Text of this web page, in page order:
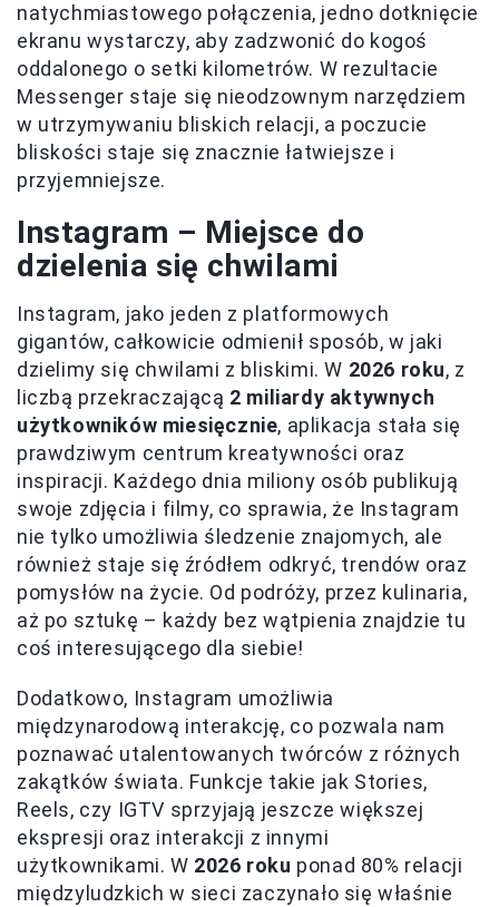
natychmiastowego połączenia, jedno dotknięcie
ekranu wystarczy, aby zadzwonić do kogoś
oddalonego o setki kilometrów. W rezultacie
Messenger staje się nieodzownym narzędziem
w utrzymywaniu bliskich relacji, a poczucie
bliskości staje się znacznie łatwiejsze i
przyjemniejsze.
Instagram – Miejsce do
dzielenia się chwilami
Instagram, jako jeden z platformowych
gigantów, całkowicie odmienił sposób, w jaki
dzielimy się chwilami z bliskimi. W 2026 roku, z
liczbą przekraczającą 2 miliardy aktywnych
użytkowników miesięcznie, aplikacja stała się
prawdziwym centrum kreatywności oraz
inspiracji. Każdego dnia miliony osób publikują
swoje zdjęcia i filmy, co sprawia, że Instagram
nie tylko umożliwia śledzenie znajomych, ale
również staje się źródłem odkryć, trendów oraz
pomysłów na życie. Od podróży, przez kulinaria,
aż po sztukę – każdy bez wątpienia znajdzie tu
coś interesującego dla siebie!
Dodatkowo, Instagram umożliwia
międzynarodową interakcję, co pozwala nam
poznawać utalentowanych twórców z różnych
zakątków świata. Funkcje takie jak Stories,
Reels, czy IGTV sprzyjają jeszcze większej
ekspresji oraz interakcji z innymi
użytkownikami. W 2026 roku ponad 80% relacji
międzyludzkich w sieci zaczynało się właśnie